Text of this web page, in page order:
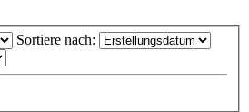
Sortiere nach: